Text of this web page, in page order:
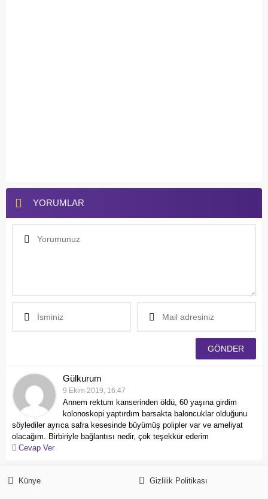
YORUMLAR
Gülkurum
9 Ekim 2019, 16:47
Annem rektum kanserinden öldü, 60 yaşına girdim
kolonoskopi yaptırdım barsakta baloncuklar olduğunu
söylediler ayrıca safra kesesinde büyümüş polipler var ve ameliyat
olacağım. Birbiriyle bağlantısı nedir, çok teşekkür ederim
Cevap Ver
Künye Gizlilik Politikası